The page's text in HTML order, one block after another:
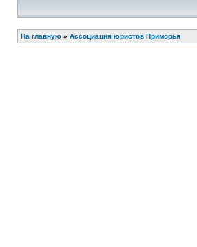
На главную » Ассоциация юристов Приморья